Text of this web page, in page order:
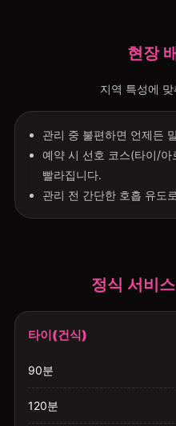
현장
지역 특성에
관리 중 불편하면 언제든
예약 시 선호 코스(타이/
빨라집니다.
관리 전 간단한 호흡 유도
정식 서비
타이(건식)
90분
120분